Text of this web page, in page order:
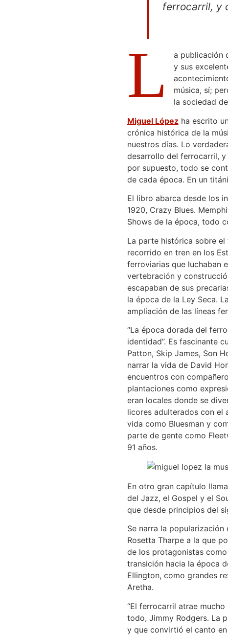
ferrocarril, y
L
a publicación
y sus
música, sí;
la sociedad
Miguel Lópezha escrito
crónica histórica de la
nuestros días. Lo
desarrollo del ferrocarril,
por supuesto, todo se
de cada época. En un
El libro abarca desde los
1920, Crazy Blues.
Shows de la época, todo
La parte histórica sobre el
recorrido en tren en los
ferroviarias que luchaban
vertebración y
escapaban de sus
la época de la Ley Seca.
ampliación de las líneas
“La época dorada del
identidad”. Es fascinante
Patton, Skip James, Son
narrar la vida de David
encuentros con
plantaciones como
eran locales donde se
licores adulterados con el
vida como Bluesman y
parte de gente como
91 años.
En otro gran capítulo
del Jazz, el Gospel y el
que desde principios del
Se narra la
Rosetta Tharpe a la que
de los protagonistas
transición hacia la época
Ellington, como grandes
Aretha.
“El ferrocarril atrae
todo, Jimmy Rodgers. La
y que convirtió el canto